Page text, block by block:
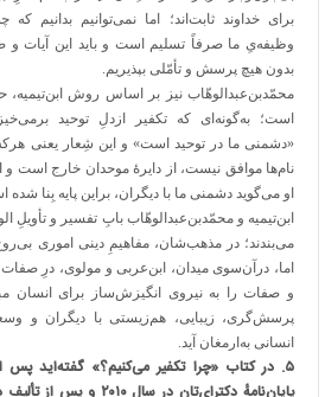
برای خداوند ثابت‌اند؛ اما نمی‌توانیم بدانیم
وظیفه‌یِ ما صرفاً تسلیم است و باید این آیات
بدون هیچ پرسش و تأمّلی بپذیریم.
محمّدبن‌عبدالوهّاب نیز بر اساس روش
است؛ به‌گونه‌ای که تکفیر ازدلِ توحید
«دشمنی ما در توحید است» و این شِعار یعنی
نام‌ها موافق نیست، از دایرهٔ موحدان خارج است
او می‌گوید دشمنی ما با دیگران، براین پایه بِنا
ابن‌تیمیه و محمّدبن‌عبدالوهّاب بابِ تفسیر و
می‌بندند؛ در مذهب‌شان، مفاهیمِ دینی اموری
اما، درآن‌سوی میدان، ابن‌عربی و مولوی، درِ
و صفات را به نیروی انگیزش‌ساز برای انسان
پرسش‌گری، زیبایی، هم‌زیستی با دیگران و
انسانی به‌ارمغان آید.
۵.در کتاب «چرا تکفیر می‌کنیم؟» گفته‌اید پس
پایان‌نامهٔ دکترای‌تان در سال۲۰۱۰ و پس از